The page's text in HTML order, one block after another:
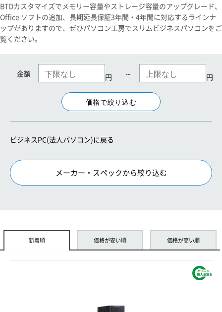
BTOカスタマイズでメモリー容量やストレージ容量のアップグレード、
Office ソフトの追加、長期延長保証3年間・4年間に対応するラインナ
ップがありますので、ぜひパソコン工房でスリムビジネスパソコンをご
覧ください。
金額 円 ～ 円
ビジネスPC(法人パソコン)に戻る
メーカー・スペックから絞り込む
新着順 価格が安い順 価格が高い順